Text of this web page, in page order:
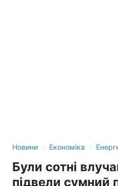
Новини › Економіка ›
Були сотні
підвели сумний